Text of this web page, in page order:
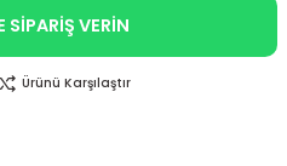
SİPARİŞ VERİN
Ürünü Karşılaştır